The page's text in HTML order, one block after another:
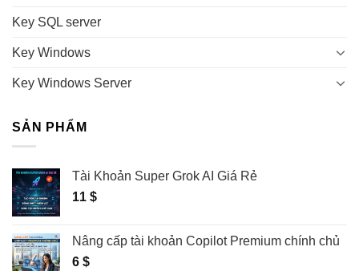
Key SQL server
Key Windows
Key Windows Server
SẢN PHẨM
Tài Khoản Super Grok AI Giá Rẻ
11 $
Nâng cấp tài khoản Copilot Premium chính chủ
6 $